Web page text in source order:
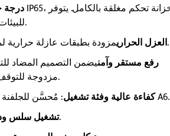
درجة
خيار التكوين المقاوم للانفجار (Ex d IIC T4) للبيئات القابلة للاشتعال والانفجار.
العزل الحراريمزودة بطبقات عازلة حرارية لمنع الإشعاع الحراري في بيئات الغازات المسببة للتآكل ورذاذ الأحماض.
رفع مستقر وآمنيضمن التصميم المضاد
مزدوجة للتوقف في حالات الطوارئ وحماية إيقاف التشغيل التلقائي ضد الحمل الزائد.
كفاءة عالية وفئة تشغيل: مُحسَّن للجلفنة بالغمس الساخن، مع سرعة رفع وحركة سريعة؛ فئة الخدمة الإجمالية A6.
تشغيل سلسيوفر التصميم ذو الحبال الأربعة ثباتًا ممتازًا للتحميل والتفريغ بثبات.